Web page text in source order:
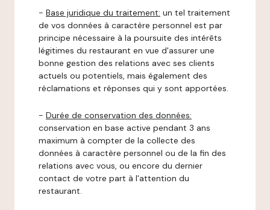
- Base juridique du traitement: un tel traitement
de vos données à caractère personnel est par
principe nécessaire à la poursuite des intérêts
légitimes du restaurant en vue d'assurer une
bonne gestion des relations avec ses clients
actuels ou potentiels, mais également des
réclamations et réponses qui y sont apportées.
- Durée de conservation des données:
conservation en base active pendant 3 ans
maximum à compter de la collecte des
données à caractère personnel ou de la fin des
relations avec vous, ou encore du dernier
contact de votre part à l'attention du
restaurant.